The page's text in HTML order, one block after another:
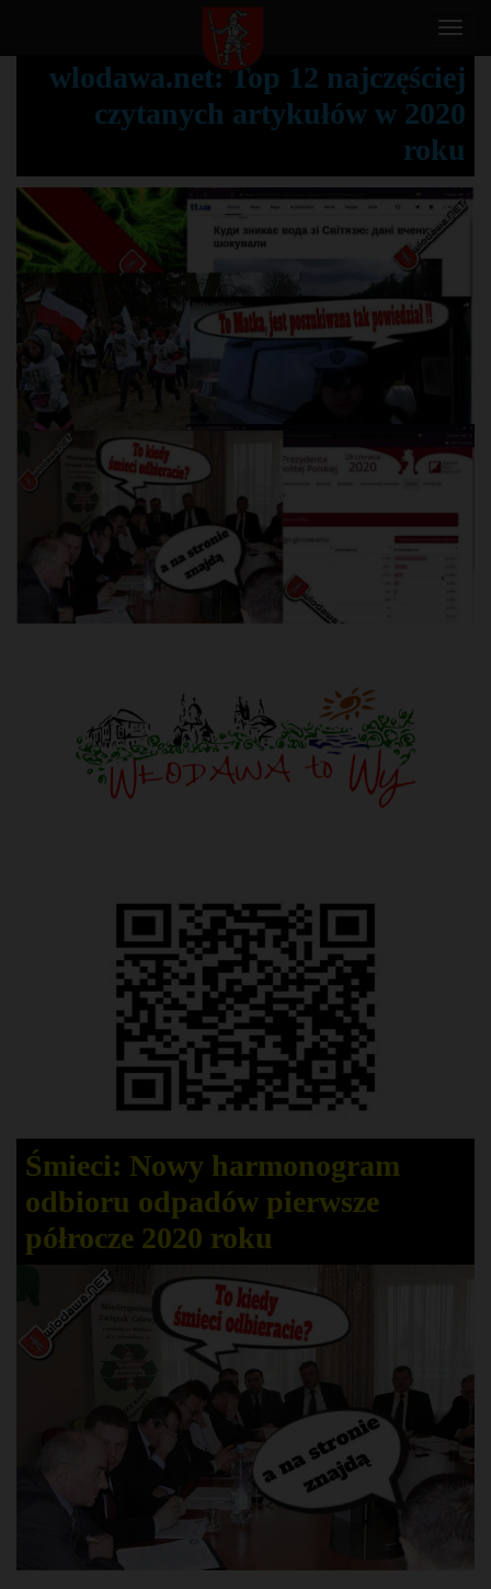
T
g
g
e
n
a
g
wlodawa.net: Top 12 najczęściej
czytanych artykułów w 2020
roku
Śmieci: Nowy harmonogram
odbioru odpadów pierwsze
półrocze 2020 roku